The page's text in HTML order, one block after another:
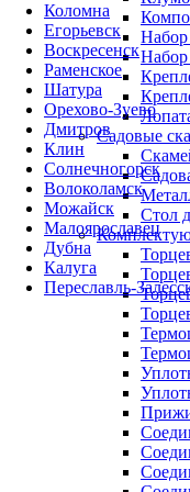
Коломна
Егорьевск
Воскресенск
Раменское
Шатура
Орехово-Зуево
Дмитров
Клин
Солнечногорск
Волоколамск
Можайск
Малоярославец
Дубна
Калуга
Переславль-
Набор
Набор
Садовые
Стол